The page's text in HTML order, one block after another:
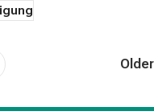
Older